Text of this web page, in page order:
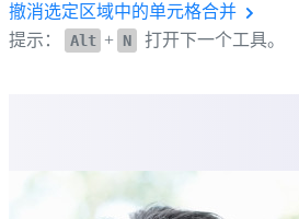
撤消选定区域中的单元格合并
提示：
Alt + N 打开下一个工具。